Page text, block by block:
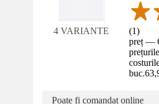
4 VARIANTE (1)
preț —
buc.
Poate fi comandat online